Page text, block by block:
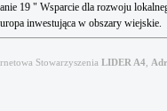
19 " Wsparcie dla rozwoju
inwestująca w obszary wiejskie.
Stowarzyszenia LIDER A4